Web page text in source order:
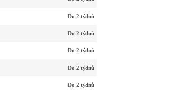
Do 2 týdnů
Do 2 týdnů
Do 2 týdnů
Do 2 týdnů
Do 2 týdnů